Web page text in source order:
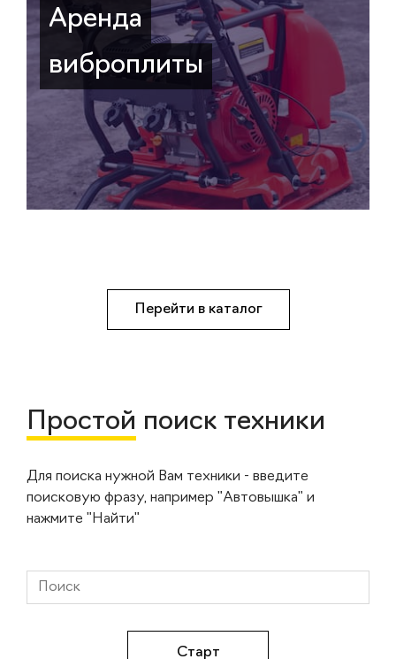
Аренда
виброплиты
Перейти в каталог
Простой поиск техники
Для поиска нужной Вам техники - введите
поисковую фразу, например "Автовышка" и
нажмите "Найти"